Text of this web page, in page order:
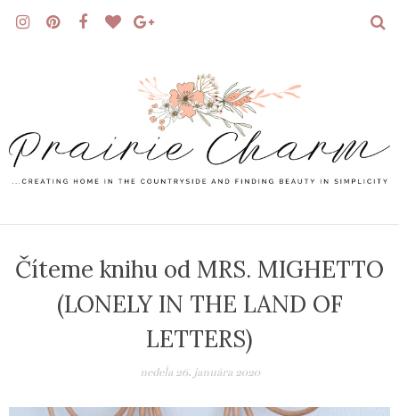
Číteme knihu od MRS. MIGHETTO
(LONELY IN THE LAND OF
LETTERS)
nedeľa 26. januára 2020